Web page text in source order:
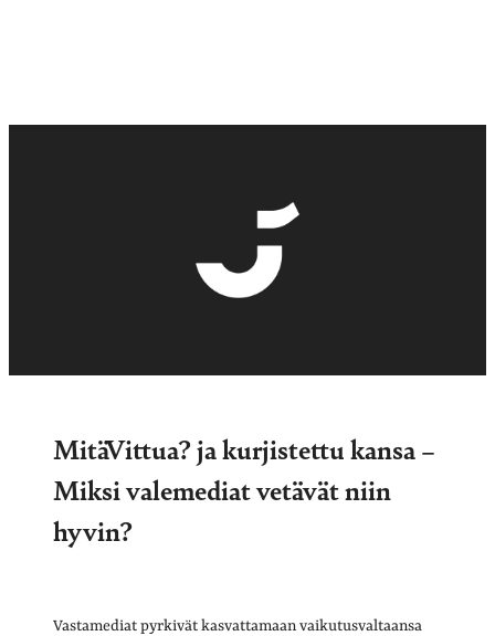
MitäVittua? ja kurjistettu kansa –
Miksi valemediat vetävät niin
hyvin?
Vastamediat pyrkivät kasvattamaan vaikutusvaltaansa